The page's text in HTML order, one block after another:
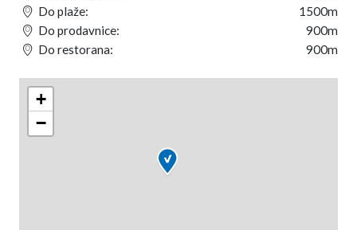
Do plaže:
1500m
Do prodavnice:
900m
Do restorana:
900m
+
−